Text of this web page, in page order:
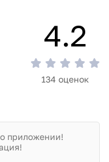
4.2
134 оценок